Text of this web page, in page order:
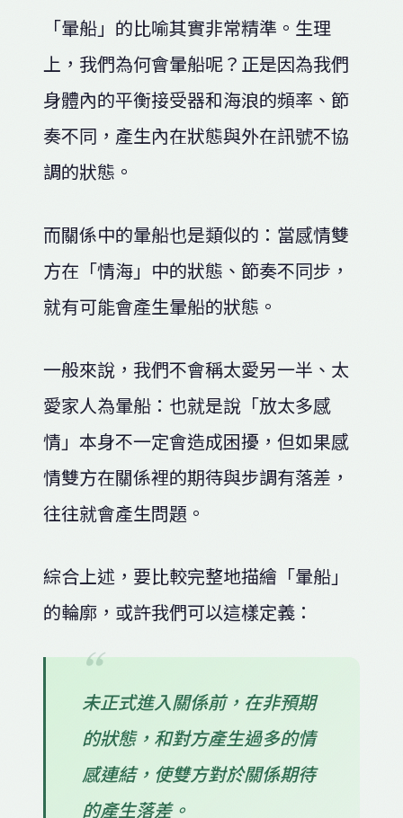
「暈船」的比喻其實非常精準。生理
上，我們為何會暈船呢？正是因為我們
身體內的平衡接受器和海浪的頻率、節
奏不同，產生內在狀態與外在訊號不協
調的狀態。
而關係中的暈船也是類似的：當感情雙
方在「情海」中的狀態、節奏不同步，
就有可能會產生暈船的狀態。
一般來說，我們不會稱太愛另一半、太
愛家人為暈船：也就是說「放太多感
情」本身不一定會造成困擾，但如果感
情雙方在關係裡的期待與步調有落差，
往往就會產生問題。
綜合上述，要比較完整地描繪「暈船」
的輪廓，或許我們可以這樣定義：
未正式進入關係前，在非預期
的狀態，和對方產生過多的情
感連結，使雙方對於關係期待
的產生落差。